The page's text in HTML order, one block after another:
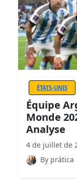
ÉTATS-UNIS
Équipe
Monde
Analyse
4 de juillet de
By prática